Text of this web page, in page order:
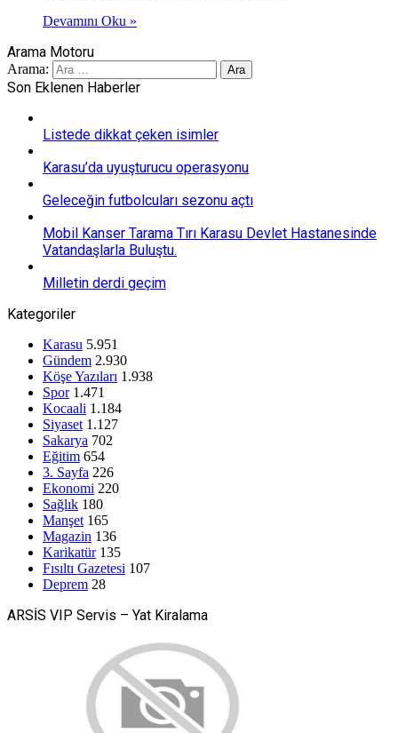
Devamını Oku »
Arama Motoru
Arama:
Son Eklenen Haberler
Listede dikkat çeken isimler
Karasu’da uyuşturucu operasyonu
Geleceğin futbolcuları sezonu açtı
Mobil Kanser Tarama Tırı Karasu Devlet Hastanesinde
Vatandaşlarla Buluştu.
Milletin derdi geçim
Kategoriler
Karasu 5.951
Gündem 2.930
Köşe Yazıları 1.938
Spor 1.471
Kocaali 1.184
Siyaset 1.127
Sakarya 702
Eğitim 654
3. Sayfa 226
Ekonomi 220
Sağlık 180
Manşet 165
Magazin 136
Karikatür 135
Fısıltı Gazetesi 107
Deprem 28
ARSİS VIP Servis – Yat Kiralama